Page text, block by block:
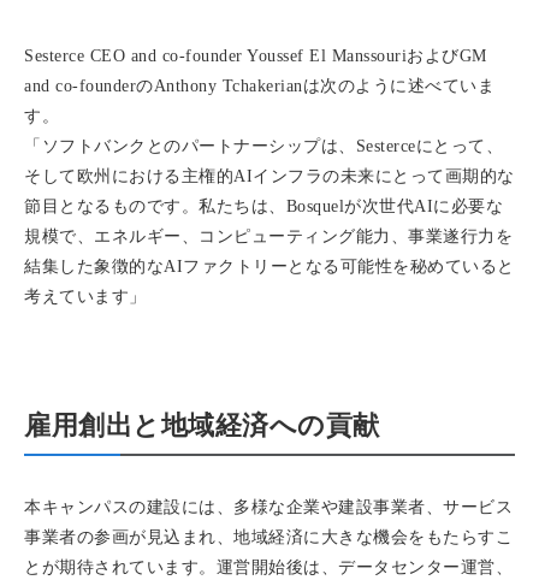
Sesterce CEO and co-founder Youssef El ManssouriおよびGM
and co-founderのAnthony Tchakerianは次のように述べていま
す。
「ソフトバンクとのパートナーシップは、Sesterceにとって、
そして欧州における主権的AIインフラの未来にとって画期的な
節目となるものです。私たちは、Bosquelが次世代AIに必要な
規模で、エネルギー、コンピューティング能力、事業遂行力を
結集した象徴的なAIファクトリーとなる可能性を秘めていると
考えています」
雇用創出と地域経済への貢献
本キャンパスの建設には、多様な企業や建設事業者、サービス
事業者の参画が見込まれ、地域経済に大きな機会をもたらすこ
とが期待されています。運営開始後は、データセンター運営、